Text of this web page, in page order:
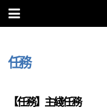
任務
【任務】主綫任務